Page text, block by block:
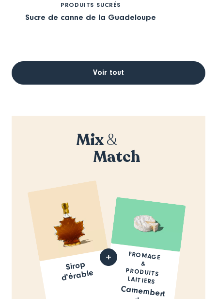
PRODUITS SUCRÉS
Sucre de canne de la Guadeloupe
Voir tout
Mix&
Match
Sirop
d'érable
FROMAGE
&
PRODUITS
LAITIERS
Camembert
de
Normandie